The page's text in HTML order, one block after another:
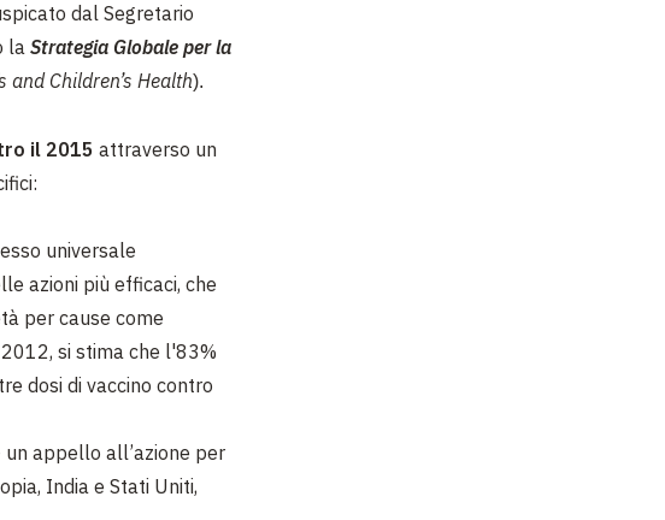
dal Segretario
la Strategia Globale per la
and Children’s Health).
il 2015 attraverso un
universale
azioni più efficaci, che
per cause come
si stima che l'83%
dosi di vaccino contro
un appello all’azione per
India e Stati Uniti,